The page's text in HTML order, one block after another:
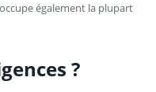
également la plupart
?